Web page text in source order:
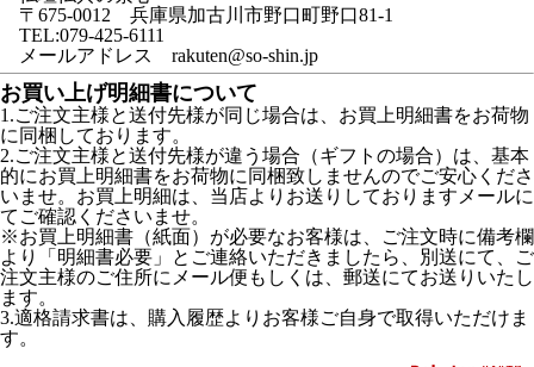
〒675-0012 兵庫県加古川市野口町野口81-1
TEL:079-425-6111
メールアドレス rakuten@so-shin.jp
お買い上げ明細書について
1.ご注文主様と送付先様が同じ場合は、お買上明細書をお荷物
に同梱しております。
2.ご注文主様と送付先様が違う場合（ギフトの場合）は、基本
的にお買上明細書をお荷物に同梱致しませんのでご安心くださ
いませ。お買上明細は、当店よりお送りしておりますメールに
てご確認くださいませ。
※お買上明細書（紙面）が必要なお客様は、ご注文時に備考欄
より「明細書必要」とご連絡いただきましたら、別送にて、ご
注文主様のご住所にメール便もしくは、郵送にてお送りいたし
ます。
3.適格請求書は、購入履歴よりお客様ご自身で取得いただけま
す。